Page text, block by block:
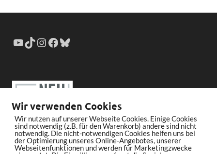
Wir verwenden Cookies
Wir nutzen auf unserer Webseite Cookies. Einige Cookies
sind notwendig (z.B. für den Warenkorb) andere sind nicht
notwendig. Die nicht-notwendigen Cookies helfen uns bei
der Optimierung unseres Online-Angebotes, unserer
Webseitenfunktionen und werden für Marketingzwecke